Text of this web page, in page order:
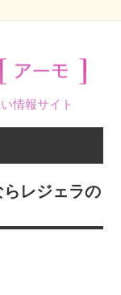
情報サイト
レジェラの